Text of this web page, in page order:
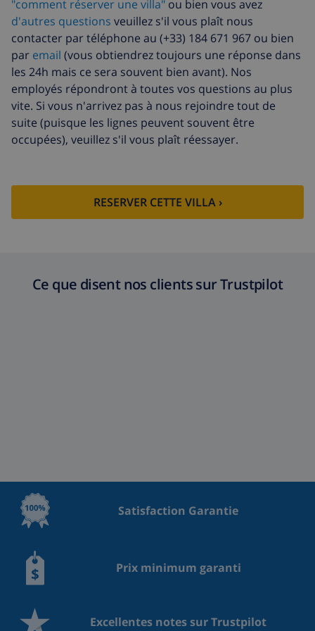
Draps
supplémentaires
17,59 $US par personne , à
payer à l'arrivée
Serviettes
supplémentaires
8,80 $US par personne , à payer à
l'arrivée
Départ tardif
113,75 $US
Nettoyage
supplémentaire
basée sur consommation
énergétique (52,77 $US/HOUR)
"comment réserver une villa" ou bien vous avez
d'autres questions veuillez s'il vous plaît nous
contacter par téléphone au (+33) 184 671 967 ou bien
par email (vous obtiendrez toujours une réponse dans
les 24h mais ce sera souvent bien avant). Nos
employés répondront à toutes vos questions au plus
vite. Si vous n'arrivez pas à nous rejoindre tout de
suite (puisque les lignes peuvent souvent être
occupées), veuillez s'il vous plaît réessayer.
RESERVER CETTE VILLA ›
Ce que disent nos clients sur Trustpilot
Satisfaction Garantie
Prix minimum garanti
Excellentes notes sur Trustpilot